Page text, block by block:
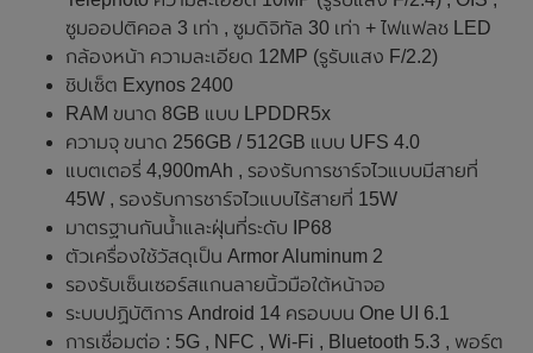
ซูมออปติคอล 3 เท่า , ซูมดิจิทัล 30 เท่า + ไฟแฟลช LED
กล้องหน้า ความละเอียด 12MP (รูรับแสง F/2.2)
ชิปเซ็ต Exynos 2400
RAM ขนาด 8GB แบบ LPDDR5x
ความจุ ขนาด 256GB / 512GB แบบ UFS 4.0
แบตเตอรี่ 4,900mAh , รองรับการชาร์จไวแบบมีสายที่
45W , รองรับการชาร์จไวแบบไร้สายที่ 15W
มาตรฐานกันน้ำและฝุ่นที่ระดับ IP68
ตัวเครื่องใช้วัสดุเป็น Armor Aluminum 2
รองรับเซ็นเซอร์สแกนลายนิ้วมือใต้หน้าจอ
ระบบปฏิบัติการ Android 14 ครอบบน One UI 6.1
การเชื่อมต่อ : 5G , NFC , Wi-Fi , Bluetooth 5.3 , พอร์ต